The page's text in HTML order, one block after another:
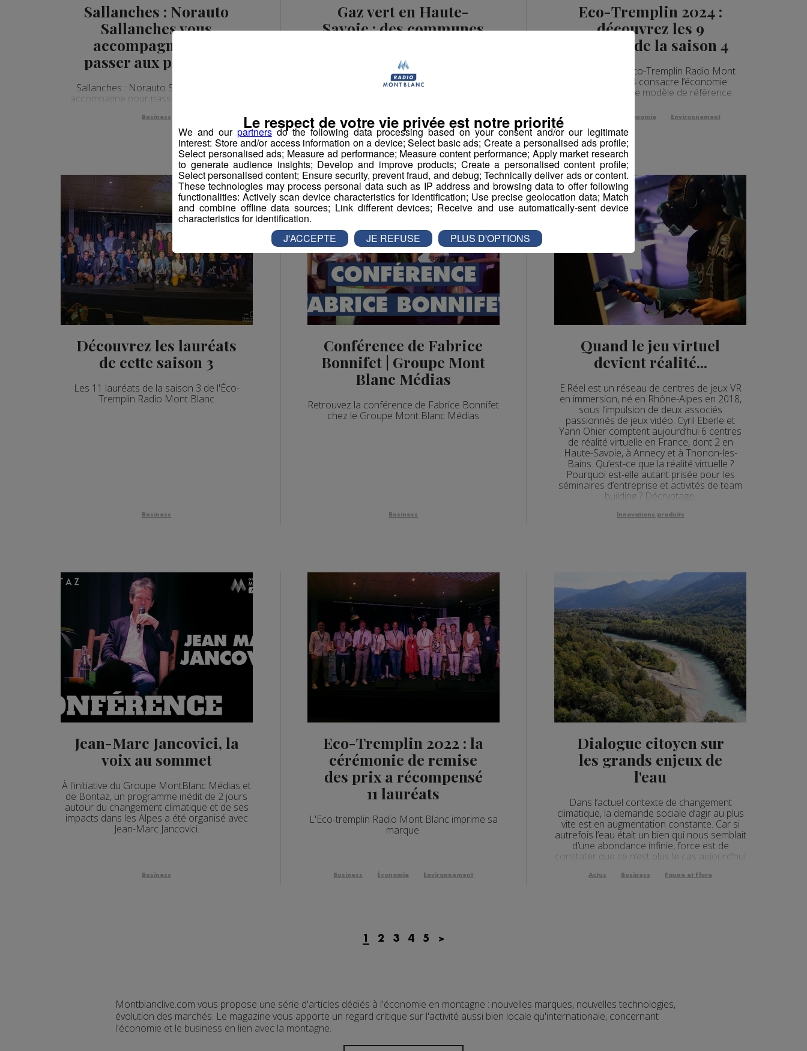
Sallanches : Norauto
Sallanches vous
accompagne pour
passer aux pneus été
Sallanches : Norauto Sallanches vous
accompagne pour passer aux pneus été
Business
Gaz vert en Haute-
Savoie : des communes
Saviez-vous que la Haute-Savoie est un
département en pointe pour la production et
Business
Eco-Tremplin 2024 :
découvrez les 9
lauréats de la saison 4
La cérémonie Éco-Tremplin Radio Mont
Blanc saison 4 consacre l’économie
circulaire comme modèle de référence.
Économie Environnement
Découvrez les lauréats
de cette saison 3
Les 11 lauréats de la saison 3 de l'Éco-
Tremplin Radio Mont Blanc
Business
Conférence de Fabrice
Bonnifet | Groupe Mont
Blanc Médias
Retrouvez la conférence de Fabrice Bonnifet
chez le Groupe Mont Blanc Médias
Business
Quand le jeu virtuel
devient réalité...
E.Réel est un réseau de centres de jeux VR
en immersion, né en Rhône-Alpes en 2018,
sous l’impulsion de deux associés
passionnés de jeux vidéo. Cyril Eberle et
Yann Ohier comptent aujourd’hui 6 centres
de réalité virtuelle en France, dont 2 en
Haute-Savoie, à Annecy et à Thonon-les-
Bains. Qu’est-ce que la réalité virtuelle ?
Pourquoi est-elle autant prisée pour les
séminaires d’entreprise et activités de team
building ? Décryptage.
Innovations produits
Jean-Marc Jancovici, la
voix au sommet
À l'initiative du Groupe MontBlanc Médias et
de Bontaz, un programme inédit de 2 jours
autour du changement climatique et de ses
impacts dans les Alpes a été organisé avec
Jean-Marc Jancovici.
Business
Eco-Tremplin 2022 : la
cérémonie de remise
des prix a récompensé
11 lauréats
L'Eco-tremplin Radio Mont Blanc imprime sa
marque.
Business Économie Environnement
Dialogue citoyen sur
les grands enjeux de
l'eau
Dans l’actuel contexte de changement
climatique, la demande sociale d’agir au plus
vite est en augmentation constante. Car si
autrefois l’eau était un bien qui nous semblait
d’une abondance infinie, force est de
constater que ce n’est plus le cas aujourd’hui
Actus Business Faune et Flore
1 2 3 4 5 >
Montblanclive.com vous propose une série d'articles dédiés à l'économie en montagne : nouvelles marques, nouvelles technologies,
évolution des marchés. Le magazine vous apporte un regard critique sur l'activité aussi bien locale qu'internationale, concernant
l'économie et le business en lien avec la montagne.
We and our partnersdo the following data processing based on your consent and/or our legitimate
interest: Store and/or access information on a device; Select basic ads; Create a personalised ads profile;
Select personalised ads; Measure ad performance; Measure content performance; Apply market research
to generate audience insights; Develop and improve products; Create a personalised content profile;
Select personalised content; Ensure security, prevent fraud, and debug; Technically deliver ads or content.
These technologies may process personal data such as IP address and browsing data to offer following
functionalities: Actively scan device characteristics for identification; Use precise geolocation data; Match
and combine offline data sources; Link different devices; Receive and use automatically-sent device
characteristics for identification.
Le respect de votre vie privée est notre priorité
J'ACCEPTE JE REFUSE PLUS D'OPTIONS